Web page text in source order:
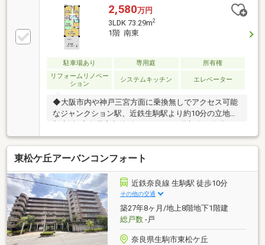
2,580万円
3LDK 73.29m2
1階 南東
駐車場あり 専用庭
所有権
リフォームリノベー
ション
システムキッチン エレベーター
◆大阪市内や神戸三宮方面に乗換無しでアクセス可能
なジャンクション駅、近鉄生駒駅より約10分の立地で
に住戸はございません♪◆テラス・専用庭付きです。
南東向きで陽当たり良好、晴れた日は陽光が差し込み
ます♪◆徒歩10分圏内に商業施設や病院、小学校等が
あります。住生活の拠点に便利な立地です♪◆オート
ロックマンションで防犯面にも配慮されています♪令
和8年4月リフォーム完成、キッチン等水回り設備新調
された新生活を送っていただけます♪＝主なリフォー
ム箇所＝◎キッチン・浴室・洗面台・トイレ交換◎全
室クロス張替◎畳表替え ◎襖張替
東松ケ丘アーバンコンフォート
近鉄奈良線 生駒駅 徒歩10分
その他の交通
築27年8ヶ月/地上8階地下1階建
総戸数-戸
奈良県生駒市東松ケ丘